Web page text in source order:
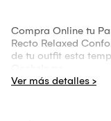
Compra Online tu
Recto Relaxed
de tu outfit esta